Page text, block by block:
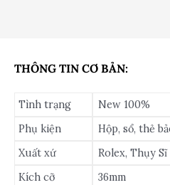
THÔNG TIN CƠ BẢN:
Tình trạng
New 100%
Phụ kiện
Hộp, sổ, thẻ
Xuất xứ
Rolex, Thụy Sĩ
Kích cỡ
36mm